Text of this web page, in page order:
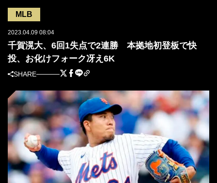
MLB
2023.04.09 08:04
千賀滉大、6回1失点で2連勝 本拠地初登板で快
投、お化けフォーク冴え6K
SHARE